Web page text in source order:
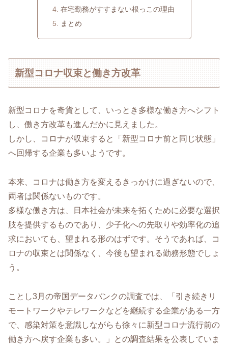
在宅勤務がすすまない根っこの理由
まとめ
新型コロナ収束と働き方改革
新型コロナを奇貨として、いっとき多様な働き方へシフト
し、働き方改革も進んだかに見えました。
しかし、コロナが収束すると「新型コロナ前と同じ状態」
へ回帰する企業も多いようです。
本来、コロナは働き方を変えるきっかけに過ぎないので、
両者は関係ないものです。
多様な働き方は、日本社会が未来を拓くために必要な選択
肢を提供するものであり、少子化への先取りや効率化の追
求においても、望まれる形のはずです。そうであれば、コ
ロナの収束とは関係なく、今後も望まれる勤務形態でしょ
う。
ことし3月の帝国データバンクの調査では、「引き続きリ
モートワークやテレワークなどを継続する企業がある一方
で、感染対策を意識しながらも徐々に新型コロナ流行前の
働き方へ戻す企業も多い。」との調査結果を公表していま